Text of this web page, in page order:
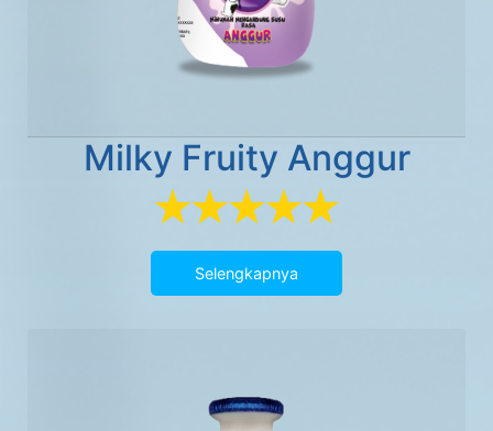
Milky Fruity Anggur
Selengkapnya